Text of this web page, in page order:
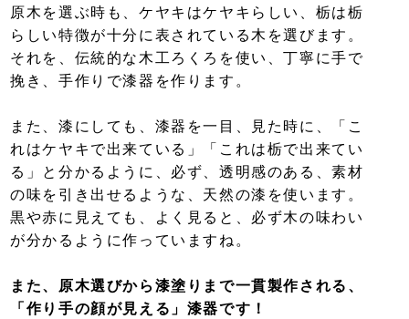
原木を選ぶ時も、ケヤキはケヤキらしい、栃は栃
らしい特徴が十分に表されている木を選びます。
それを、伝統的な木工ろくろを使い、丁寧に手で
挽き、手作りで漆器を作ります。
また、漆にしても、漆器を一目、見た時に、「こ
れはケヤキで出来ている」「これは栃で出来てい
る」と分かるように、必ず、透明感のある、素材
の味を引き出せるような、天然の漆を使います。
黒や赤に見えても、よく見ると、必ず木の味わい
が分かるように作っていますね。
また、原木選びから漆塗りまで一貫製作される、
「作り手の顔が見える」漆器です！